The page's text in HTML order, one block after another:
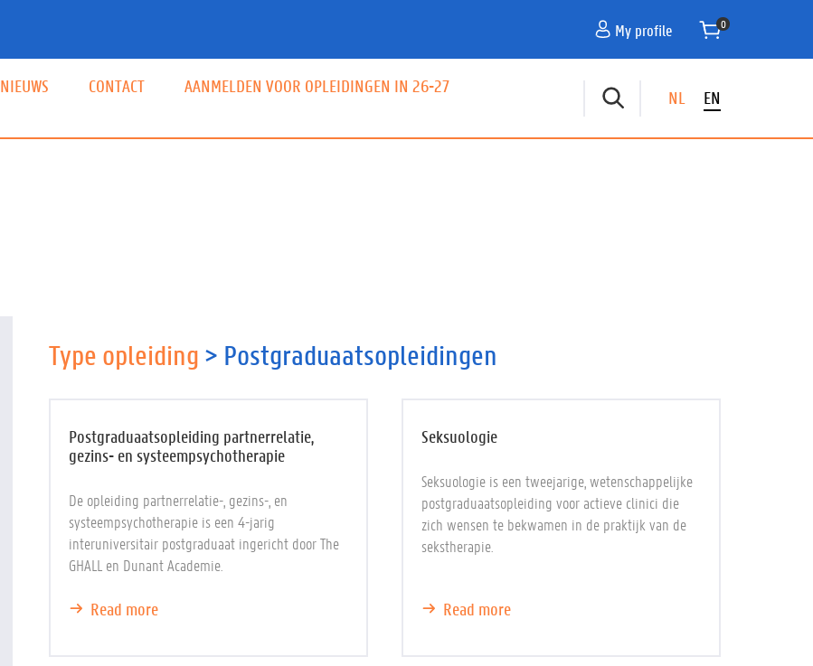
My profile
NIEUWS CONTACT
AANMELDEN VOOR OPLEIDINGEN IN 26-27
NL EN
Type opleiding > Postgraduaatsopleidingen
Postgraduaatsopleiding partnerrelatie,
gezins- en systeempsychotherapie
De opleiding partnerrelatie-, gezins-, en
systeempsychotherapie is een 4-jarig
interuniversitair postgraduaat ingericht door The
GHALL en Dunant Academie.
Read more
Seksuologie
Seksuologie is een tweejarige, wetenschappelijke
postgraduaatsopleiding voor actieve clinici die
zich wensen te bekwamen in de praktijk van de
sekstherapie.
Read more